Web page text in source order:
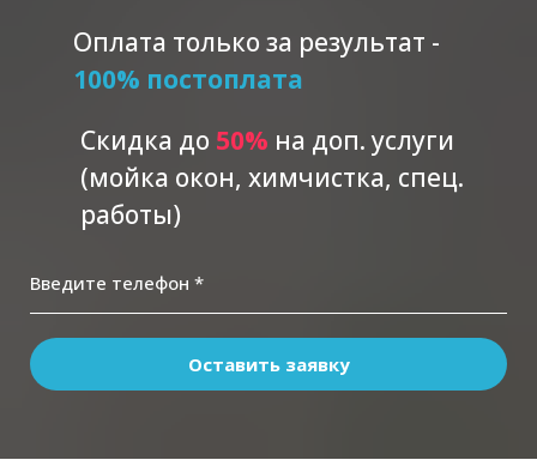
Оплата только за результат -
100% постоплата
Скидка до 50% на доп. услуги
(мойка окон, химчистка, спец.
работы)
Введите телефон *
Оставить заявку